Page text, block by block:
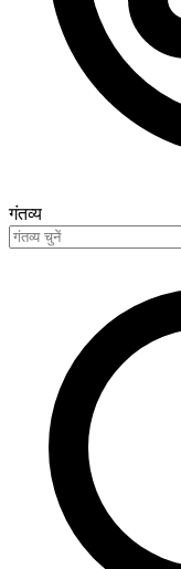
गंतव्य